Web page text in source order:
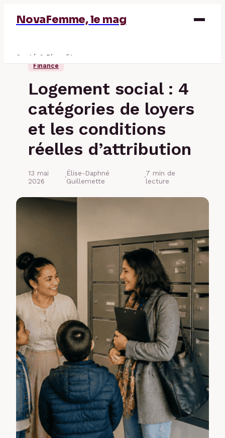
NovaFemme, le mag
Santé & Bien-être
Éducation & Emploi
Finance
Logement social : 4
catégories de loyers
et les conditions
réelles d’attribution
13 mai
2026
·Élise-Daphné
Guillemette
·7 min de
lecture